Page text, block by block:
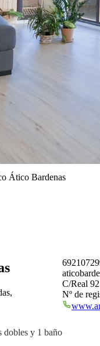
Ático Bardenas
dobles y 1 baño
C/Real
Nº de